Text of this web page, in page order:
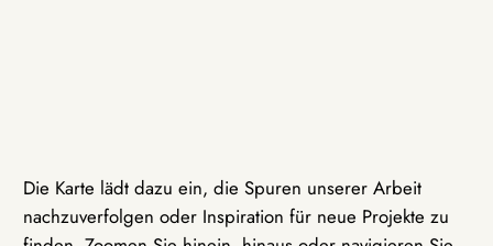
Die Karte lädt dazu ein, die Spuren unserer Arbeit
nachzuverfolgen oder Inspiration für neue Projekte zu